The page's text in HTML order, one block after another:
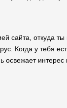
сайта, откуда
Когда у тебя